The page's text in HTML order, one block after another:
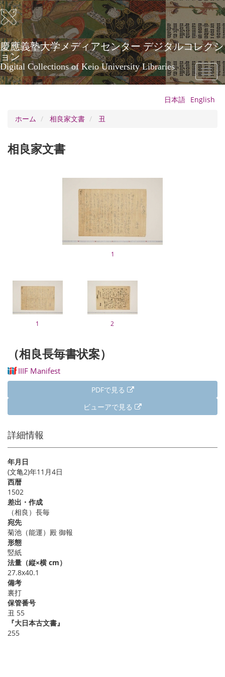
メ
イ
ン
コ
ン
テ
ン
ツ
に
慶應義塾大学メディアセンター デジタルコレクシ
ョン
Digital Collections of Keio University Libraries
Toggle
日本語 English
ホーム
相良家文書 丑
相良家文書
1
1 2
（相良長毎書状案）
IIIF Manifest
PDFで見る
ビューアで見る
詳細情報
年月日
(文亀2)年11月4日
西暦
1502
差出・作成
（相良）長毎
宛先
菊池（能運）殿 御報
形態
竪紙
法量（縦×横 cm）
27.8x40.1
備考
裏打
保管番号
丑 55
『大日本古文書』
255